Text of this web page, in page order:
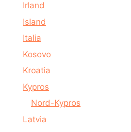
Irland
Island
Italia
Kosovo
Kroatia
Kypros
Nord-Kypros
Latvia